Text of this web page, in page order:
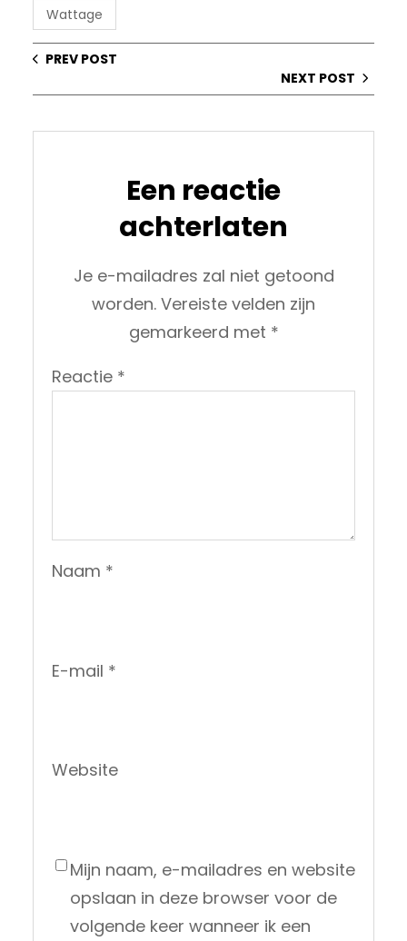
Wattage
PREV POST
NEXT POST
Een reactie
achterlaten
Je e-mailadres zal niet getoond
worden. Vereiste velden zijn
gemarkeerd met *
Reactie *
Naam *
E-mail *
Website
Mijn naam, e-mailadres en website
opslaan in deze browser voor de
volgende keer wanneer ik een